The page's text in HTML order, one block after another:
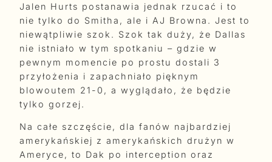
Jalen Hurts postanawia jednak rzucać i to
nie tylko do Smitha, ale i AJ Browna. Jest to
niewątpliwie szok. Szok tak duży, że Dallas
nie istniało w tym spotkaniu – gdzie w
pewnym momencie po prostu dostali 3
przyłożenia i zapachniało pięknym
blowoutem 21-0, a wyglądało, że będzie
tylko gorzej.
Na całe szczęście, dla fanów najbardziej
amerykańskiej z amerykańskich drużyn w
Ameryce, to Dak po interception oraz